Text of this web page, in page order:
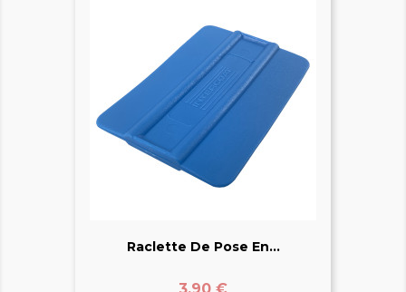
Raclette De Pose En...
Prix